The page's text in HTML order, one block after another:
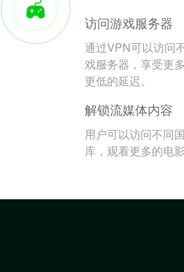
访问游戏服务器
通过VPN可以访问
戏服务器，享受更
更低的延迟。
解锁流媒体内容
用户可以访问不同
库，观看更多的电